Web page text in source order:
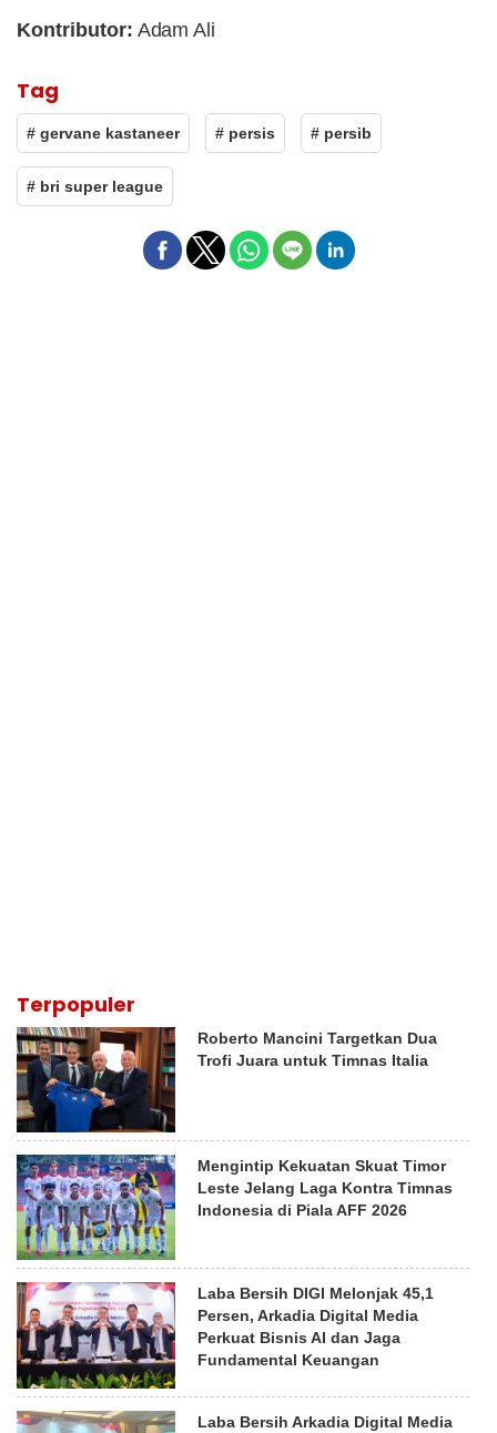
Kontributor: Adam Ali
Tag
# gervane kastaneer # persis # persib
# bri super league
Terpopuler
Roberto Mancini Targetkan Dua
Trofi Juara untuk Timnas Italia
Mengintip Kekuatan Skuat Timor
Leste Jelang Laga Kontra Timnas
Indonesia di Piala AFF 2026
Laba Bersih DIGI Melonjak 45,1
Persen, Arkadia Digital Media
Perkuat Bisnis AI dan Jaga
Fundamental Keuangan
Laba Bersih Arkadia Digital Media